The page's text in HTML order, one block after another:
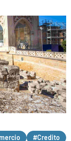
#Credito